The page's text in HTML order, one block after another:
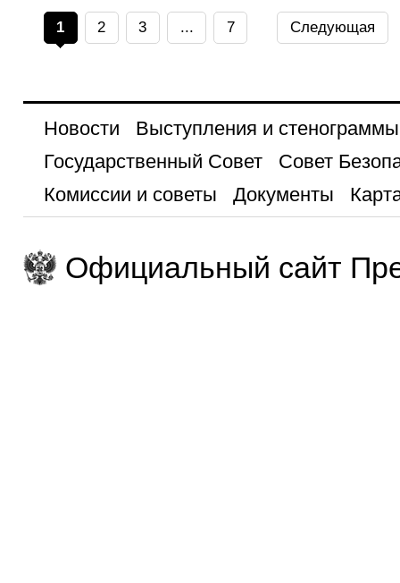
1 2 3 ... 7 Следующая
Новости
Выступления и стенограммы
Государственный Совет
Совет
Комиссии и советы
Документы
Официальный сайт